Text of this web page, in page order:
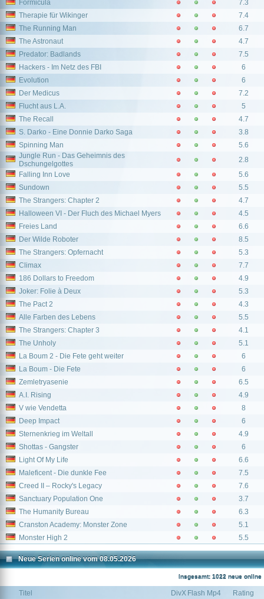
Formicula
7.3
Therapie für Wikinger
7.4
The Running Man
6.7
The Astronaut
4.7
Predator: Badlands
7.5
Hackers - Im Netz des FBI
6
Evolution
6
Der Medicus
7.2
Flucht aus L.A.
5
The Recall
4.7
S. Darko - Eine Donnie Darko Saga
3.8
Spinning Man
5.6
Jungle Run - Das Geheimnis des
Dschungelgottes
2.8
Falling Inn Love
5.6
Sundown
5.5
The Strangers: Chapter 2
4.7
Halloween VI - Der Fluch des Michael Myers
4.5
Freies Land
6.6
Der Wilde Roboter
8.5
The Strangers: Opfernacht
5.3
Climax
7.7
186 Dollars to Freedom
4.9
Joker: Folie à Deux
5.3
The Pact 2
4.3
Alle Farben des Lebens
5.5
The Strangers: Chapter 3
4.1
The Unholy
5.1
La Boum 2 - Die Fete geht weiter
6
La Boum - Die Fete
6
Zemletryasenie
6.5
A.I. Rising
4.9
V wie Vendetta
8
Deep Impact
6
Sternenkrieg im Weltall
4.9
Shottas - Gangster
6
Light Of My Life
6.6
Maleficent - Die dunkle Fee
7.5
Creed II – Rocky's Legacy
7.6
Sanctuary Population One
3.7
The Humanity Bureau
6.3
Cranston Academy: Monster Zone
5.1
Monster High 2
5.5
Neue Serien online vom 08.05.2026
Insgesamt: 1022 neue online
Titel DivX Flash Mp4
Rating